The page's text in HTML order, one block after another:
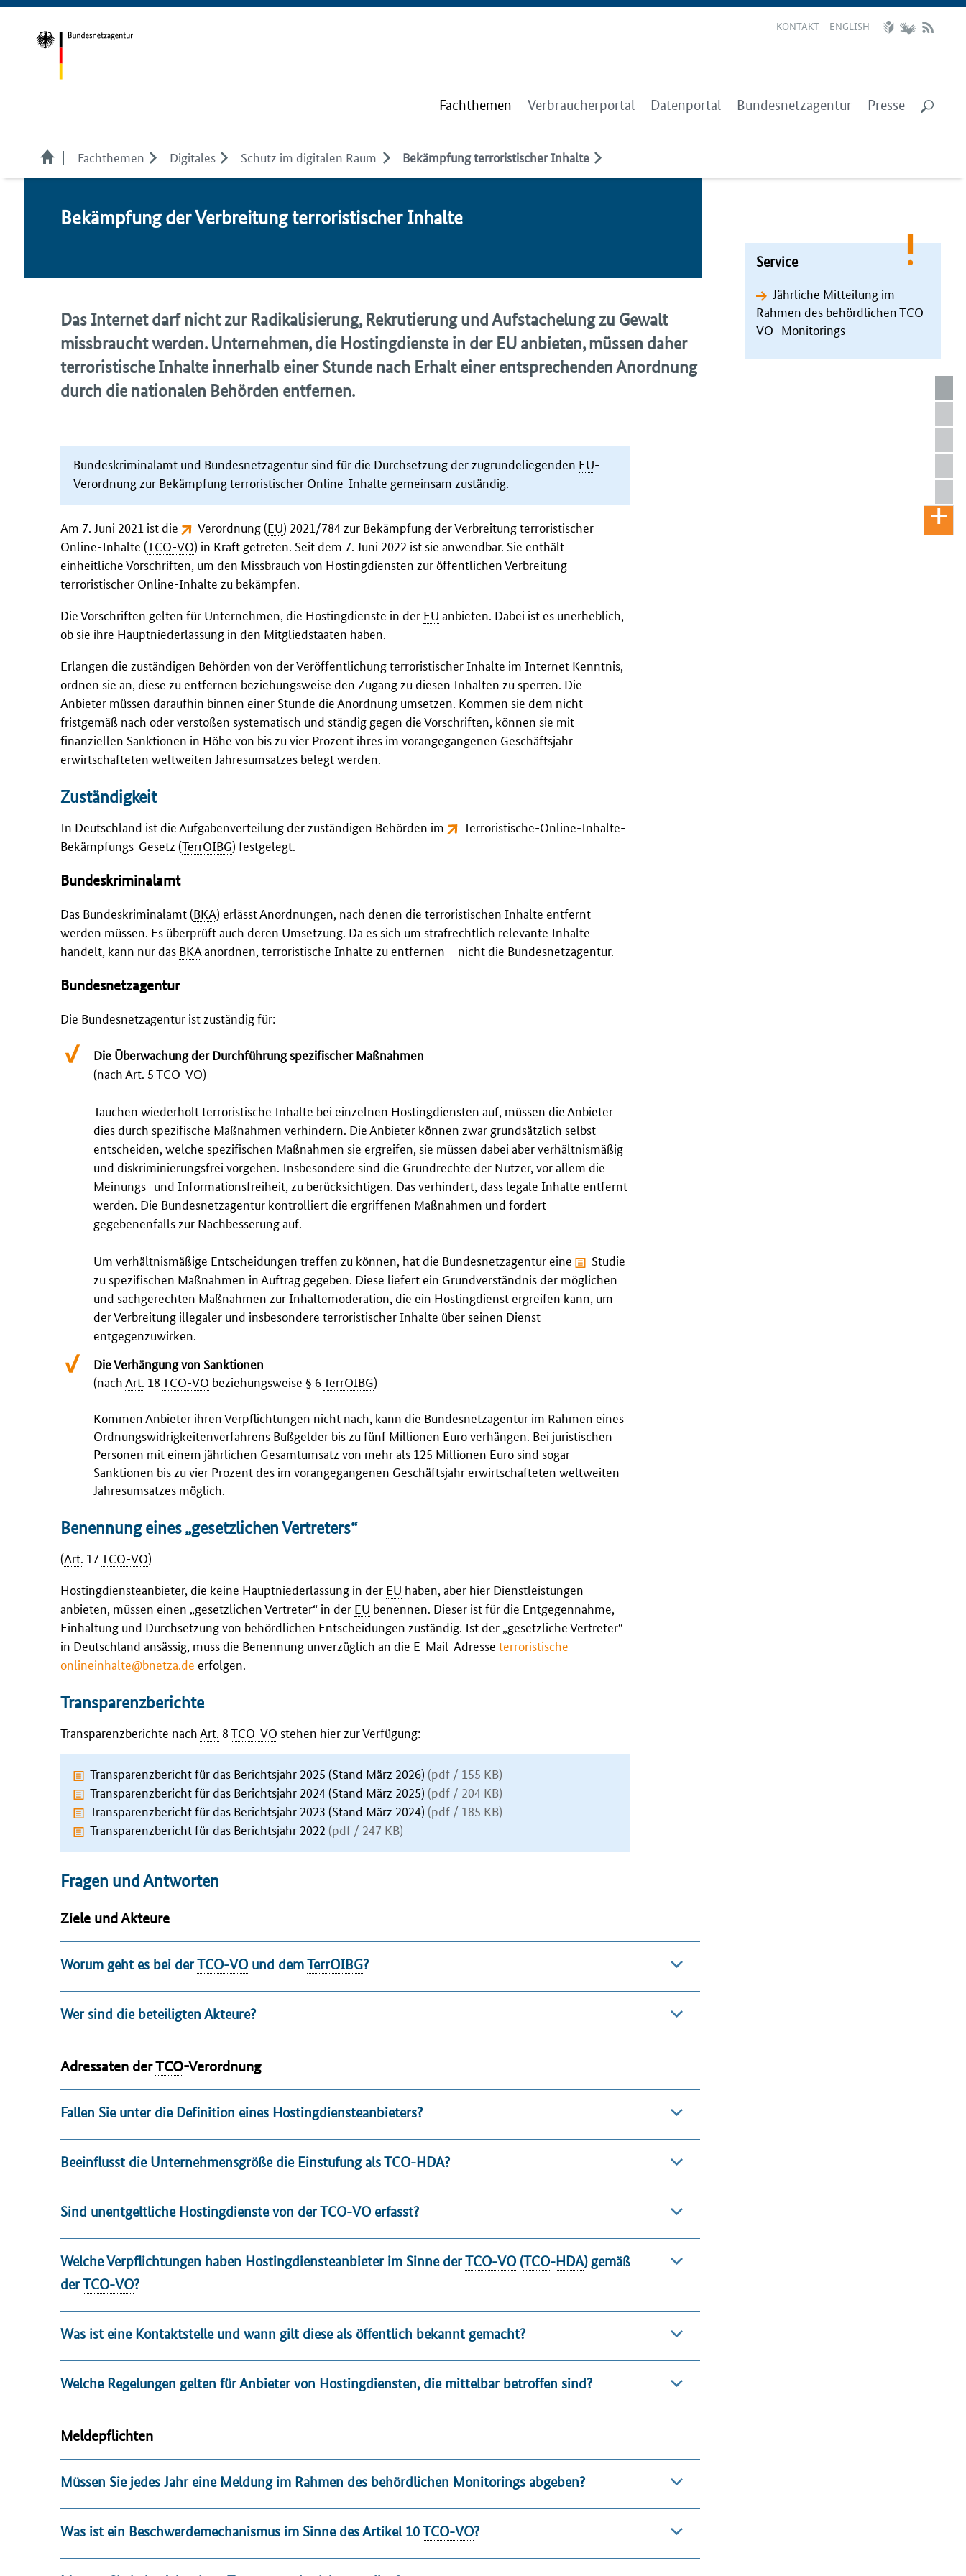
KONTAKT ENGLISH
Fachthemen Verbraucherportal Datenportal Bundesnetzagentur Presse
Fachthemen Digitales Schutz im digitalen Raum Bekämpfung terroristischer Inhalte
Be­kämp­fung der Ver­brei­tung ter­ro­ris­ti­scher In­hal­te
Das Internet darf nicht zur Radikalisierung, Rekrutierung und Aufstachelung zu Gewalt
missbraucht werden. Unternehmen, die Hostingdienste in der EU anbieten, müssen daher
terroristische Inhalte innerhalb einer Stunde nach Erhalt einer entsprechenden Anordnung
durch die nationalen Behörden entfernen.
Bundeskriminalamt und Bundesnetzagentur sind für die Durchsetzung der zugrundeliegenden EU-
Verordnung zur Bekämpfung terroristischer Online-Inhalte gemeinsam zuständig.
Am 7. Juni 2021 ist die Verordnung (EU) 2021/784 zur Bekämpfung der Verbreitung terroristischer
Online-Inhalte (TCO-VO) in Kraft getreten. Seit dem 7. Juni 2022 ist sie anwendbar. Sie enthält
einheitliche Vorschriften, um den Missbrauch von Hostingdiensten zur öffentlichen Verbreitung
terroristischer Online-Inhalte zu bekämpfen.
Die Vorschriften gelten für Unternehmen, die Hostingdienste in der EU anbieten. Dabei ist es unerheblich,
ob sie ihre Hauptniederlassung in den Mitgliedstaaten haben.
Erlangen die zuständigen Behörden von der Veröffentlichung terroristischer Inhalte im Internet Kenntnis,
ordnen sie an, diese zu entfernen beziehungsweise den Zugang zu diesen Inhalten zu sperren. Die
Anbieter müssen daraufhin binnen einer Stunde die Anordnung umsetzen. Kommen sie dem nicht
fristgemäß nach oder verstoßen systematisch und ständig gegen die Vorschriften, können sie mit
finanziellen Sanktionen in Höhe von bis zu vier Prozent ihres im vorangegangenen Geschäftsjahr
erwirtschafteten weltweiten Jahresumsatzes belegt werden.
Zuständigkeit
In Deutschland ist die Aufgabenverteilung der zuständigen Behörden im
Terroristische-Online-Inhalte-
Bekämpfungs-Gesetz (TerrOIBG) festgelegt.
Bundeskriminalamt
Das Bundeskriminalamt (BKA) erlässt Anordnungen, nach denen die terroristischen Inhalte entfernt
werden müssen. Es überprüft auch deren Umsetzung. Da es sich um strafrechtlich relevante Inhalte
handelt, kann nur das BKAanordnen, terroristische Inhalte zu entfernen – nicht die Bundesnetzagentur.
Bundesnetzagentur
Die Bundesnetzagentur ist zuständig für:
Die Überwachung der Durchführung spezifischer Maßnahmen
(nachArt. 5TCO-VO)
Tauchen wiederholt terroristische Inhalte bei einzelnen Hostingdiensten auf, müssen die Anbieter
dies durch spezifische Maßnahmen verhindern. Die Anbieter können zwar grundsätzlich selbst
entscheiden, welche spezifischen Maßnahmen sie ergreifen, sie müssen dabei aber verhältnismäßig
und diskriminierungsfrei vorgehen. Insbesondere sind die Grundrechte der Nutzer, vor allem die
Meinungs- und Informationsfreiheit, zu berücksichtigen. Das verhindert, dass legale Inhalte entfernt
werden. Die Bundesnetzagentur kontrolliert die ergriffenen Maßnahmen und fordert
gegebenenfalls zur Nachbesserung auf.
Um verhältnismäßige Entscheidungen treffen zu können, hat die Bundesnetzagentur eine
Studie
zu spezifischen Maßnahmen in Auftrag gegeben. Diese liefert ein Grundverständnis der möglichen
und sachgerechten Maßnahmen zur Inhaltemoderation, die ein Hostingdienst ergreifen kann, um
der Verbreitung illegaler und insbesondere terroristischer Inhalte über seinen Dienst
entgegenzuwirken.
Die Verhängung von Sanktionen
(nachArt. 18TCO-VO beziehungsweise § 6TerrOIBG)
Kommen Anbieter ihren Verpflichtungen nicht nach, kann die Bundesnetzagentur im Rahmen eines
Ordnungswidrigkeitenverfahrens Bußgelder bis zu fünf Millionen Euro verhängen. Bei juristischen
Personen mit einem jährlichen Gesamtumsatz von mehr als 125 Millionen Euro sind sogar
Sanktionen bis zu vier Prozent des im vorangegangenen Geschäftsjahr erwirtschafteten weltweiten
Jahresumsatzes möglich.
Benennung eines „gesetzlichen Vertreters“
(Art. 17TCO-VO)
Hostingdiensteanbieter, die keine Hauptniederlassung in der EU haben, aber hier Dienstleistungen
anbieten, müssen einen „gesetzlichen Vertreter“ in der EU benennen. Dieser ist für die Entgegennahme,
Einhaltung und Durchsetzung von behördlichen Entscheidungen zuständig. Ist der „gesetzliche Vertreter“
in Deutschland ansässig, muss die Benennung unverzüglich an die E-Mail-Adresse terroristische-
onlineinhalte@bnetza.de erfolgen.
Transparenzberichte
Transparenzberichte nachArt. 8TCO-VO stehen hier zur Verfügung:
Transparenzbericht für das Berichtsjahr 2025 (Stand März 2026) (pdf / 155 KB)
Transparenzbericht für das Berichtsjahr 2024 (Stand März 2025) (pdf / 204 KB)
Transparenzbericht für das Berichtsjahr 2023 (Stand März 2024) (pdf / 185 KB)
Transparenzbericht für das Berichtsjahr 2022 (pdf / 247 KB)
Fragen und Antworten
Ziele und Akteure
Worum geht es bei derTCO-VO und demTerrOIBG?
Wer sind die beteiligten Akteure?
Adressaten derTCO-Verordnung
Fallen Sie unter die Definition eines Hostingdiensteanbieters?
Beeinflusst die Unternehmensgröße die Einstufung als TCO-HDA?
Sind unentgeltliche Hostingdienste von der TCO-VO erfasst?
Welche Verpflichtungen haben Hostingdiensteanbieter im Sinne derTCO-VO (TCO-HDA) gemäß
derTCO-VO?
Was ist eine Kontaktstelle und wann gilt diese als öffentlich bekannt gemacht?
Welche Regelungen gelten für Anbieter von Hostingdiensten, die mittelbar betroffen sind?
Meldepflichten
Müssen Sie jedes Jahr eine Meldung im Rahmen des behördlichen Monitorings abgeben?
Was ist ein Beschwerdemechanismus im Sinne des Artikel 10TCO-VO?
Service
Jährliche Mitteilung im
Rahmen des behördlichen TCO-
VO -Monitorings